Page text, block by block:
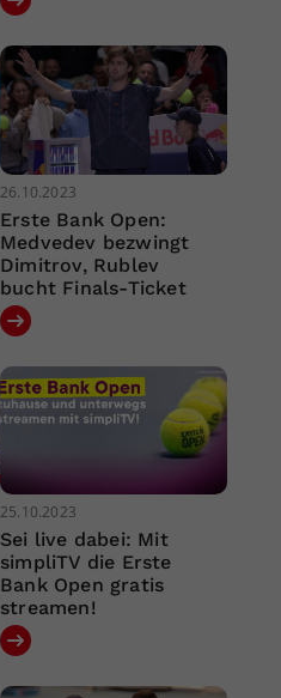
26.10.2023
Erste Bank Open:
Medvedev bezwingt
Dimitrov, Rublev
bucht Finals-Ticket
25.10.2023
Sei live dabei: Mit
simpliTV die Erste
Bank Open gratis
streamen!